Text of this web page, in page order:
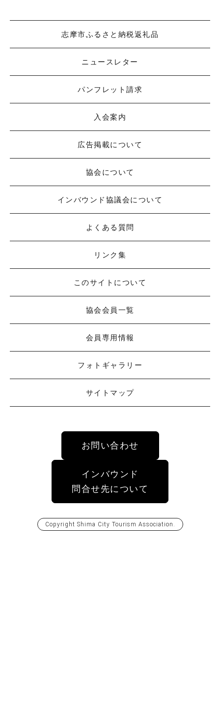
志摩市ふるさと納税返礼品
ニュースレター
パンフレット請求
入会案内
広告掲載について
協会について
インバウンド協議会について
よくある質問
リンク集
このサイトについて
協会会員一覧
会員専用情報
フォトギャラリー
サイトマップ
お問い合わせ
インバウンド
問合せ先について
Copyright Shima City Tourism Association .